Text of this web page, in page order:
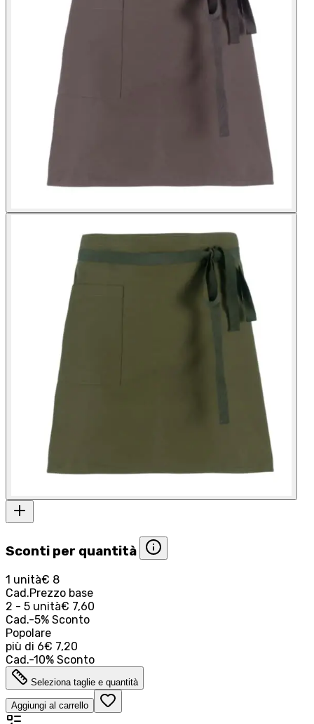
Sconti per quantità
1 unità€ 8
Cad.Prezzo base
2 - 5 unità€ 7,60
Cad.-5% Sconto
Popolare
più di 6€ 7,20
Cad.-10% Sconto
Seleziona taglie e quantità
Aggiungi al carrello